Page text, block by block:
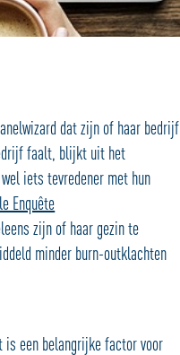
dat zijn of haar bedrijf
faalt, blijkt uit het
iets tevredener met hun
Enquête
zijn of haar gezin te
minder burn-outklachten
is een belangrijke factor voor